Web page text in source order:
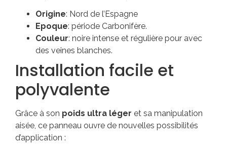
Origine: Nord de l’Espagne
Epoque: période Carbonifère.
Couleur: noire intense et régulière pour avec
des veines blanches.
Installation facile et
polyvalente
Grâce à son poids ultra léger et sa manipulation
aisée, ce panneau ouvre de nouvelles possibilités
d’application :